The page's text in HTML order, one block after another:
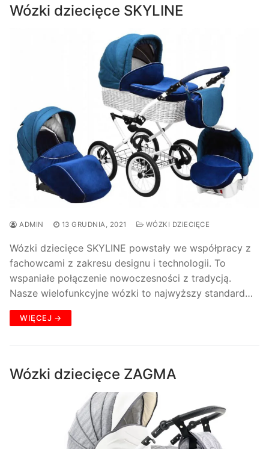
Wózki dziecięce SKYLINE
ADMIN 13 GRUDNIA, 2021 WÓZKI DZIECIĘCE
Wózki dziecięce SKYLINE powstały we współpracy z
fachowcami z zakresu designu i technologii. To
wspaniałe połączenie nowoczesności z tradycją.
Nasze wielofunkcyjne wózki to najwyższy standard…
WIĘCEJ →
Wózki dziecięce ZAGMA